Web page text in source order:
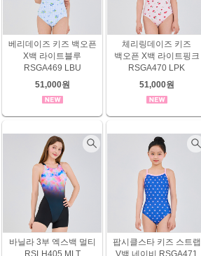
베리데이즈 키즈 백오픈
X백 라이트블루
RSGA469 LBU
51,000원
체리링데이즈 키즈
백오픈 X백 라이트핑크
RSGA470 LPK
51,000원
바닐라 3부 엑스백 멀티
RSLH405 MLT
팝시클스타 키즈 스트랩
V백 네이비 RSGA471